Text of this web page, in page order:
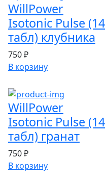
WillPower
Isotonic Pulse (14
табл) клубника
750 ₽
В корзину
WillPower
Isotonic Pulse (14
табл) гранат
750 ₽
В корзину